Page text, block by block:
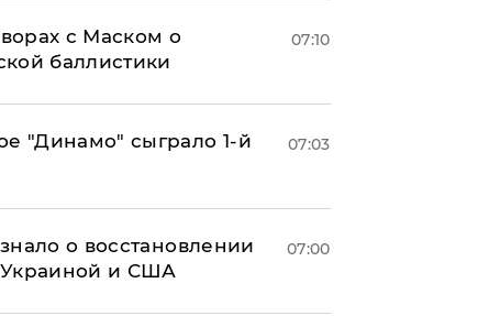
с Маском о
баллистики
07:10
"Динамо" сыграло 1-й
07:03
о восстановлении
и США
07:00